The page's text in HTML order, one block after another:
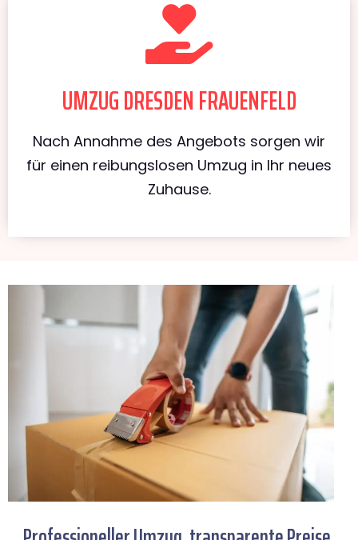
UMZUG DRESDEN FRAUENFELD
Nach Annahme des Angebots sorgen wir
für einen reibungslosen Umzug in Ihr neues
Zuhause.